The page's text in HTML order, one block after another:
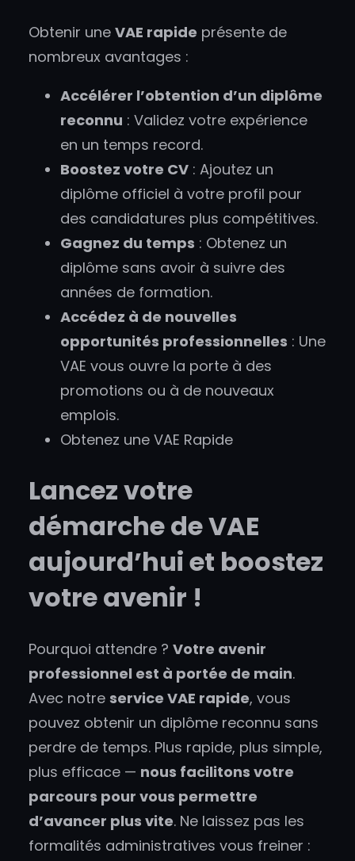
Obtenir une VAE rapide présente de
nombreux avantages :
Accélérer l’obtention d’un diplôme
reconnu : Validez votre expérience
en un temps record.
Boostez votre CV : Ajoutez un
diplôme officiel à votre profil pour
des candidatures plus compétitives.
Gagnez du temps : Obtenez un
diplôme sans avoir à suivre des
années de formation.
Accédez à de nouvelles
opportunités professionnelles : Une
VAE vous ouvre la porte à des
promotions ou à de nouveaux
emplois.
Obtenez une VAE Rapide
Lancez votre
démarche de VAE
aujourd’hui et boostez
votre avenir !
Pourquoi attendre ? Votre avenir
professionnel est à portée de main.
Avec notre service VAE rapide, vous
pouvez obtenir un diplôme reconnu sans
perdre de temps. Plus rapide, plus simple,
plus efficace — nous facilitons votre
parcours pour vous permettre
d’avancer plus vite. Ne laissez pas les
formalités administratives vous freiner :